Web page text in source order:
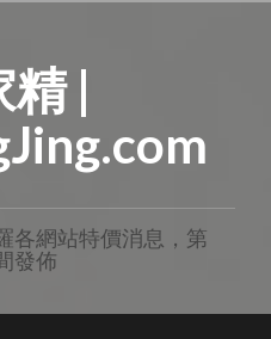
精 |
各網站特價消息，第
發佈